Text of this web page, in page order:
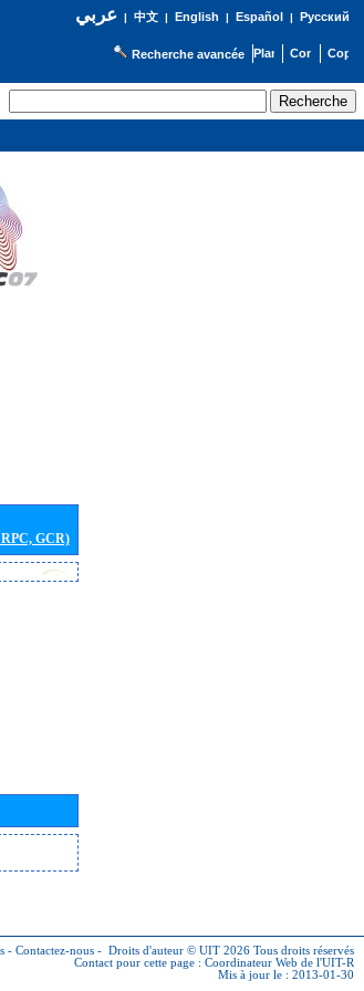
عربي| 中文| English | Español | Русский
Recherche avancée
GCR)
- Contactez-nous - Droits d'auteur © UIT 2026 Tous droits réservés
Contact pour cette page : Coordinateur Web de l'UIT-R
Mis à jour le : 2013-01-30